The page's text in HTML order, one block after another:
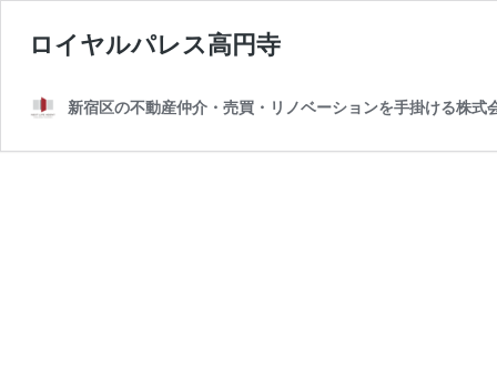
ロイヤルパレス高円寺
新宿区の不動産仲介・売買・リノベーションを手掛ける株式